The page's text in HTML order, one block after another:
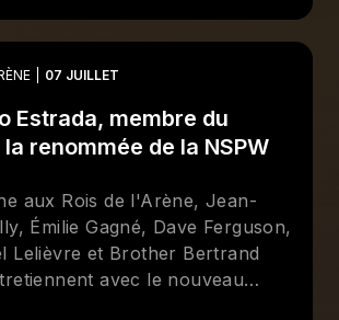
07 JUILLET
Estrada, membre du
renommée de la NSPW
aux Rois de l'Arène, Jean-
Émilie Gagné, Dave Ferguson,
Lelièvre et Brother Bertrand
avec le nouveau